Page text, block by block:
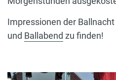
Impressionen der
und Ballabend zu finden!